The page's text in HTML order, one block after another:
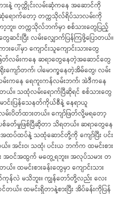
းနဲ့ ကုက္ကိုင်းလမ်းဆုံကနေ အဆောင်ကို
ရောက်တော့ တက္ကသိုလ်ရိပ်သာလမ်းကို
ဘူး၊ တက္ကသိုလ်ဘက်မှာ စစ်သားတွေပြည့်
ဆင်းပြီး လမ်းလျှောက်ပြန်ကြဖို့ပြောတယ်။
ပေါ်မှာ ကျောင်းသူကျောင်းသားတွေ
တ်လမ်းကနေ ဆရာတွေနေတဲ့အဆောင်တွေ
းကျော်တက်၊ ပါမောက္ခနေတဲ့အိမ်တွေ၊ လမ်း
လမ်းကနေ ရေကူးကန်လမ်းဘက်၊ အဲဒီကနေ
။ သထုံလမ်းရောက်ပြီဆိုရင် စစ်သားတွေ
င်းပြန်သေနတ်ကိုယ်စီနဲ့ နေရာယူ
းပိတ်ထားတယ်။ ကျော်ဖြတ်လို့မရတော့
စ်ခတ်မှုဖြစ်ပြီဆိုတာ သိရတယ်။ ဆရာတွေနေ
အထပ်ထပ်နဲ့ သထုံဆောင်တို့ကို ကျော်ပြီး ပင်း
င်းဝ၊ သထုံ၊ ပင်းယ ဘက်က ထမင်းစား
း အဝင်အထွက် မတွေ့ရဘူး။ အလုပ်သမား တ
ထမင်းစားခန်းတွေမှာ ကျောင်းသား
ကုန်လဲ မသိဘူး။ ကျွန်တော်တို့လည်း လေး
ယ်။ ထမင်းရှိတာနဲ့စားပြီး အိပ်ခန်းကိုပြန်